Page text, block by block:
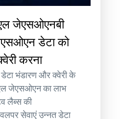
जेएसओएनबी
डेटा को
करना
भंडारण और क्वेरी के
जेएसओएन का लाभ
लैब्स की
सेवाएं उन्नत डेटा